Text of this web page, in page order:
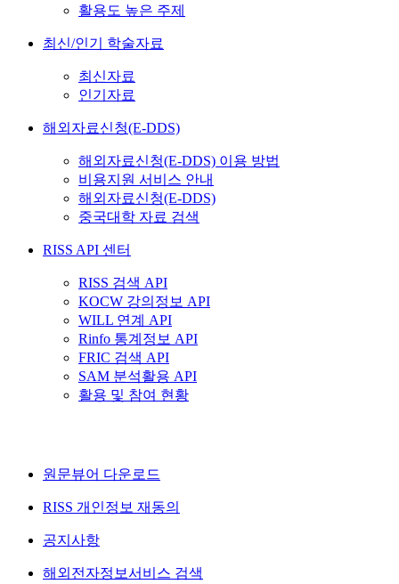
활용도 높은 주제
최신/인기 학술자료
최신자료
인기자료
해외자료신청(E-DDS)
해외자료신청(E-DDS) 이용 방법
비용지원 서비스 안내
해외자료신청(E-DDS)
중국대학 자료 검색
RISS API 센터
RISS 검색 API
KOCW 강의정보 API
WILL 연계 API
Rinfo 통계정보 API
FRIC 검색 API
SAM 분석활용 API
활용 및 참여 현황
원문뷰어 다운로드
RISS 개인정보 재동의
공지사항
해외전자정보서비스 검색